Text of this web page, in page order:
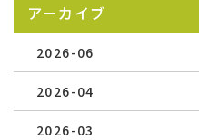
アーカイブ
2026-06
2026-04
2026-03